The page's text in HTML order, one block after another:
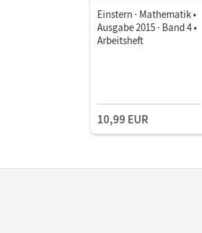
Einstern · Mathematik •
Ausgabe 2015 · Band 4 •
Arbeitsheft
10,99 EUR